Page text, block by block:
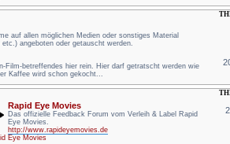
auf allen möglichen Medien oder sonstiges Material
angeboten oder getauscht werden.
Film-betreffendes hier rein. Hier darf getratscht werden wie
Kaffee wird schon gekocht...
Rapid Eye Movies
Das offizielle Feedback Forum vom Verleih & Label Rapid
Eye Movies.
http://www.rapideyemovies.de
Eye Movies